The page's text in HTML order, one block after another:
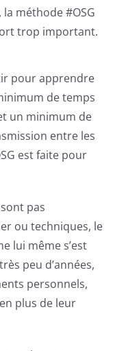
méthode #OSG
trop important.
pour apprendre
de temps
un minimum de
entre les
est faite pour
pas
ou techniques, le
lui même s’est
peu d’années,
personnels,
plus de leur